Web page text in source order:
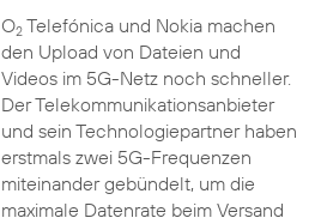
O2Telefónica und Nokia machen
den Upload von Dateien und
Videos im 5G-Netz noch schneller.
Der Telekommunikationsanbieter
und sein Technologiepartner haben
erstmals zwei 5G-Frequenzen
miteinander gebündelt, um die
maximale Datenrate beim Versand